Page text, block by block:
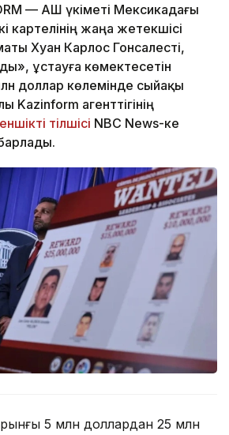
— АҚШ үкіметі Мексикадағы
картелінің жаңа жетекшісі
Хуан Карлос Гонсалесті,
ұстауға көмектесетін
доллар көлемінде сыйақы
Kazinform агенттігінің
тілшісі NBC News-ке
5 млн доллардан 25 млн